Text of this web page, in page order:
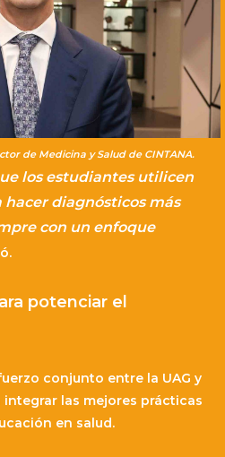
de Medicina y Salud de CINTANA.
los estudiantes utilicen
hacer diagnósticos más
con un enfoque
potenciar el
conjunto entre la UAG y
integrar las mejores prácticas
en salud.